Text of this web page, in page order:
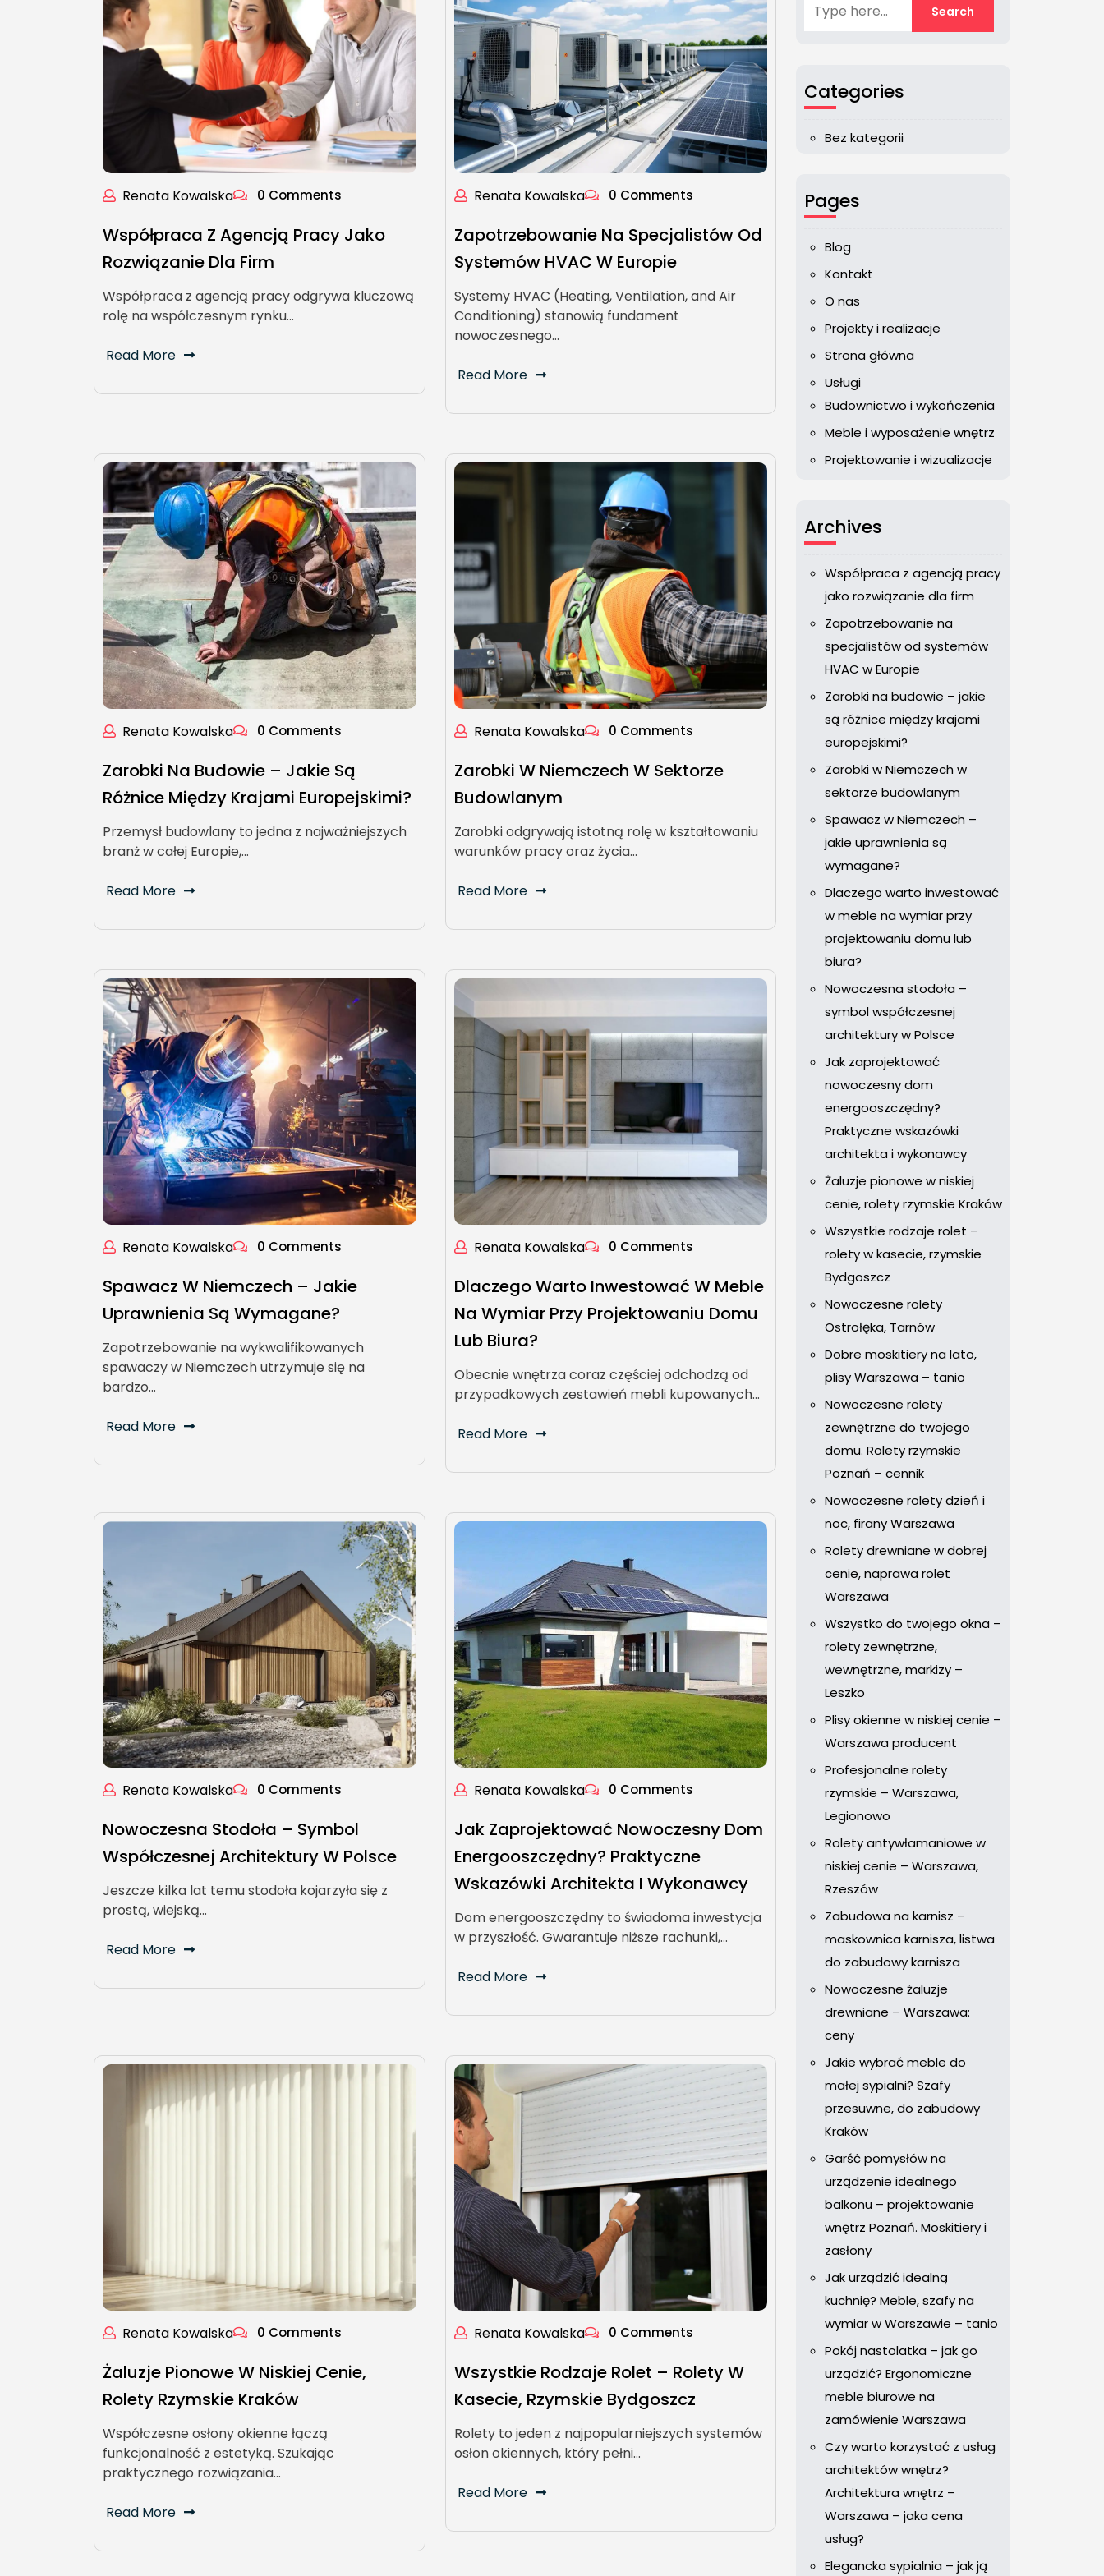
Renata Kowalska 0 Comments
Współpraca Z Agencją Pracy Jako
Rozwiązanie Dla Firm
Współpraca z agencją pracy odgrywa kluczową
rolę na współczesnym rynku…
Read More
Renata Kowalska 0 Comments
Zapotrzebowanie Na Specjalistów Od
Systemów HVAC W Europie
Systemy HVAC (Heating, Ventilation, and Air
Conditioning) stanowią fundament
nowoczesnego…
Read More
Renata Kowalska 0 Comments
Zarobki Na Budowie – Jakie Są
Różnice Między Krajami Europejskimi?
Przemysł budowlany to jedna z najważniejszych
branż w całej Europie,…
Read More
Renata Kowalska 0 Comments
Zarobki W Niemczech W Sektorze
Budowlanym
Zarobki odgrywają istotną rolę w kształtowaniu
warunków pracy oraz życia…
Read More
Renata Kowalska 0 Comments
Spawacz W Niemczech – Jakie
Uprawnienia Są Wymagane?
Zapotrzebowanie na wykwalifikowanych
spawaczy w Niemczech utrzymuje się na
bardzo…
Read More
Renata Kowalska 0 Comments
Dlaczego Warto Inwestować W Meble
Na Wymiar Przy Projektowaniu Domu
Lub Biura?
Obecnie wnętrza coraz częściej odchodzą od
przypadkowych zestawień mebli kupowanych…
Read More
Renata Kowalska 0 Comments
Nowoczesna Stodoła – Symbol
Współczesnej Architektury W Polsce
Jeszcze kilka lat temu stodoła kojarzyła się z
prostą, wiejską…
Read More
Renata Kowalska 0 Comments
Jak Zaprojektować Nowoczesny Dom
Energooszczędny? Praktyczne
Wskazówki Architekta I Wykonawcy
Dom energooszczędny to świadoma inwestycja
w przyszłość. Gwarantuje niższe rachunki,…
Read More
Renata Kowalska 0 Comments
Żaluzje Pionowe W Niskiej Cenie,
Rolety Rzymskie Kraków
Współczesne osłony okienne łączą
funkcjonalność z estetyką. Szukając
praktycznego rozwiązania…
Read More
Renata Kowalska 0 Comments
Wszystkie Rodzaje Rolet – Rolety W
Kasecie, Rzymskie Bydgoszcz
Rolety to jeden z najpopularniejszych systemów
osłon okiennych, który pełni…
Read More
Categories
Bez kategorii
Pages
Blog
Kontakt
O nas
Projekty i realizacje
Strona główna
Usługi
Budownictwo i wykończenia
Meble i wyposażenie wnętrz
Projektowanie i wizualizacje
Archives
Współpraca z agencją pracy
jako rozwiązanie dla firm
Zapotrzebowanie na
specjalistów od systemów
HVAC w Europie
Zarobki na budowie – jakie
są różnice między krajami
europejskimi?
Zarobki w Niemczech w
sektorze budowlanym
Spawacz w Niemczech –
jakie uprawnienia są
wymagane?
Dlaczego warto inwestować
w meble na wymiar przy
projektowaniu domu lub
biura?
Nowoczesna stodoła –
symbol współczesnej
architektury w Polsce
Jak zaprojektować
nowoczesny dom
energooszczędny?
Praktyczne wskazówki
architekta i wykonawcy
Żaluzje pionowe w niskiej
cenie, rolety rzymskie Kraków
Wszystkie rodzaje rolet –
rolety w kasecie, rzymskie
Bydgoszcz
Nowoczesne rolety
Ostrołęka, Tarnów
Dobre moskitiery na lato,
plisy Warszawa – tanio
Nowoczesne rolety
zewnętrzne do twojego
domu. Rolety rzymskie
Poznań – cennik
Nowoczesne rolety dzień i
noc, firany Warszawa
Rolety drewniane w dobrej
cenie, naprawa rolet
Warszawa
Wszystko do twojego okna –
rolety zewnętrzne,
wewnętrzne, markizy –
Leszko
Plisy okienne w niskiej cenie –
Warszawa producent
Profesjonalne rolety
rzymskie – Warszawa,
Legionowo
Rolety antywłamaniowe w
niskiej cenie – Warszawa,
Rzeszów
Zabudowa na karnisz –
maskownica karnisza, listwa
do zabudowy karnisza
Nowoczesne żaluzje
drewniane – Warszawa:
ceny
Jakie wybrać meble do
małej sypialni? Szafy
przesuwne, do zabudowy
Kraków
Garść pomysłów na
urządzenie idealnego
balkonu – projektowanie
wnętrz Poznań. Moskitiery i
zasłony
Jak urządzić idealną
kuchnię? Meble, szafy na
wymiar w Warszawie – tanio
Pokój nastolatka – jak go
urządzić? Ergonomiczne
meble biurowe na
zamówienie Warszawa
Czy warto korzystać z usług
architektów wnętrz?
Architektura wnętrz –
Warszawa – jaka cena
usług?
Elegancka sypialnia – jak ją